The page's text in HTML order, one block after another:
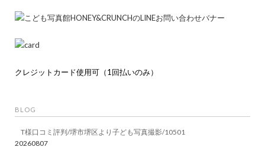
クレジットカード使用可（1回払いのみ）
BLOG
T様口コミ評判/堺市堺区より子ども写真撮影/10501
20260807